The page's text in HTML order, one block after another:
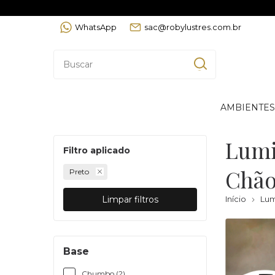
WhatsApp sac@robylustres.com.br
AMBIENTES
Filtro aplicado
Preto
Limpar filtros
Base
Início